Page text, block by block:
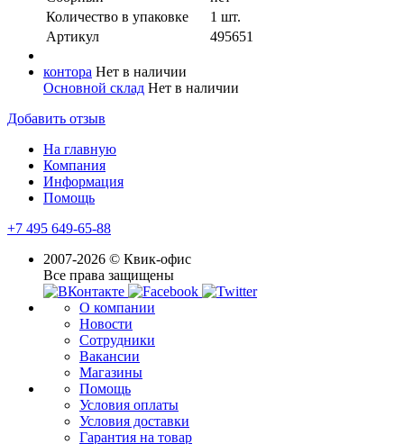
Количество в упaковке
1 шт.
Артикул
495651
контора Нет в наличии
Основной склад Нет в наличии
Добавить отзыв
На главную
Компания
Информация
Помощь
+7 495 649-65-88
2007-2026 © Квик-офис
Все права защищены
О компании
Новости
Сотрудники
Вакансии
Магазины
Помощь
Условия оплаты
Условия доставки
Гарантия на товар